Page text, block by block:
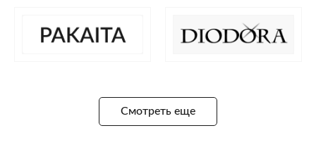
Смотреть еще